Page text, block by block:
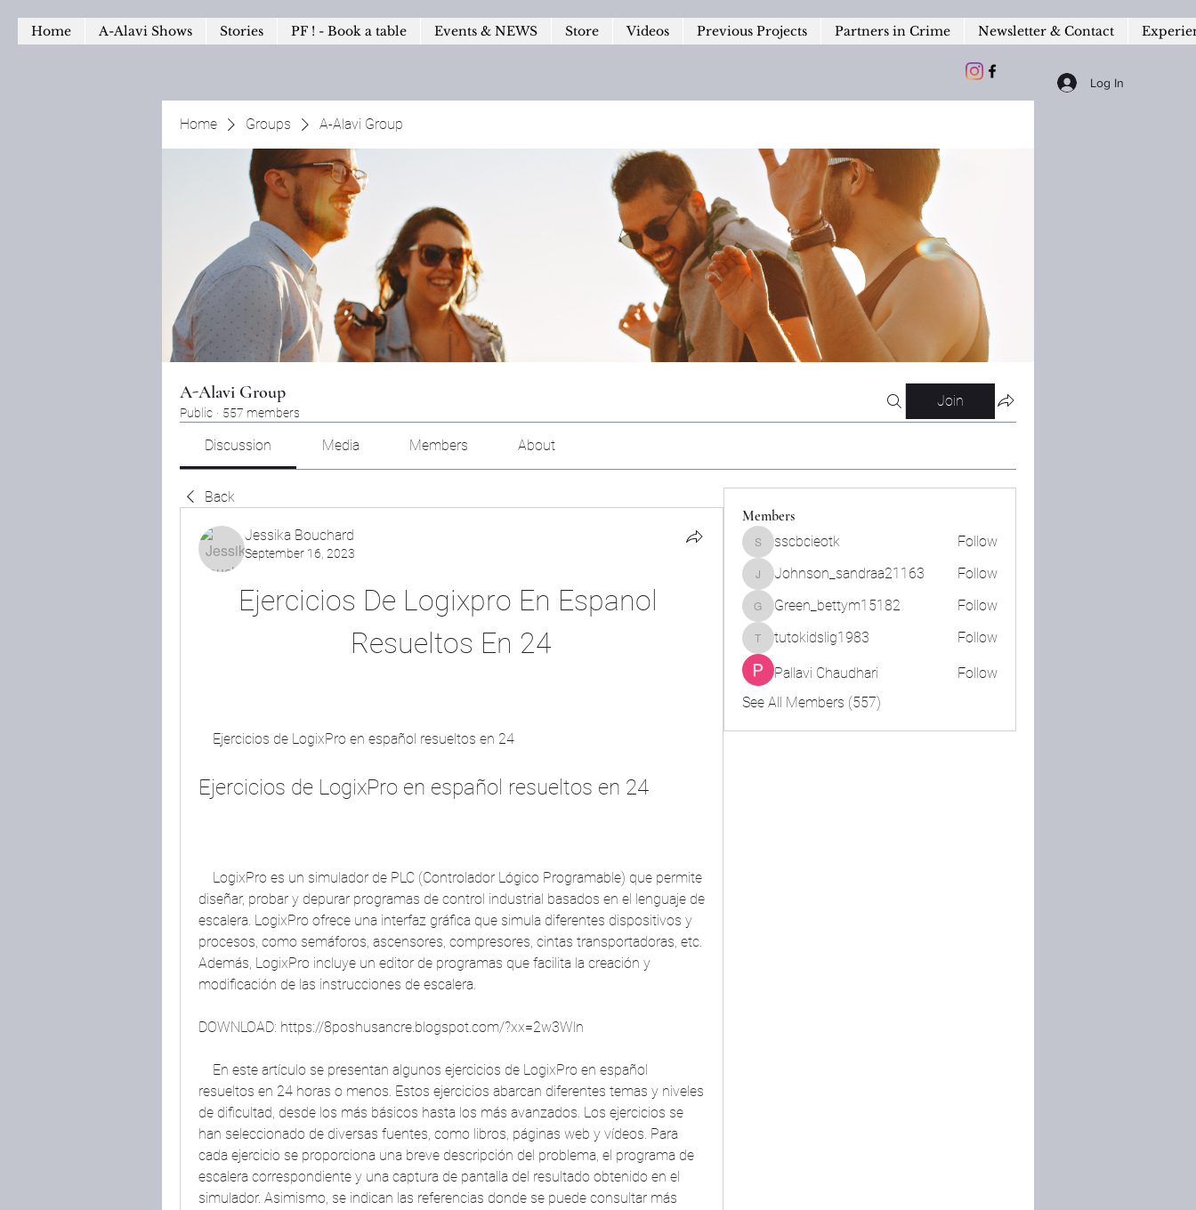
Home A-Alavi Shows Stories PF ! - Book a table Events & NEWS Store Videos Previous Projects Partners in Crime Newsletter & Contact
Log In
Home Groups A-Alavi Group
A-Alavi Group
Public · 557 members
Join
Discussion Media Members About
Back
Jessika Bouchard
September 16, 2023
Ejercicios De Logixpro En Espanol
Resueltos En 24
    Ejercicios de LogixPro en español resueltos en 24
Ejercicios de LogixPro en español resueltos en 24
diseñar, probar y depurar programas de control industrial basados en el lenguaje de
escalera. LogixPro ofrece una interfaz gráfica que simula diferentes dispositivos y
procesos, como semáforos, ascensores, compresores, cintas transportadoras, etc.
Además, LogixPro incluye un editor de programas que facilita la creación y
modificación de las instrucciones de escalera.
DOWNLOAD: https://8poshusancre.blogspot.com/?xx=2w3Wln
resueltos en 24 horas o menos. Estos ejercicios abarcan diferentes temas y niveles
de dificultad, desde los más básicos hasta los más avanzados. Los ejercicios se
han seleccionado de diversas fuentes, como libros, páginas web y vídeos. Para
cada ejercicio se proporciona una breve descripción del problema, el programa de
escalera correspondiente y una captura de pantalla del resultado obtenido en el
simulador. Asimismo, se indican las referencias donde se puede consultar más
Members
sscbcieotk
sscbcieotk Follow
Johnson_sandraa21163
Johnson_sandraa21163 Follow
Green_bettym15182
Green_bettym15182 Follow
tutokidslig1983
tutokidslig1983 Follow
Pallavi Chaudhari
Follow
See All Members (557)